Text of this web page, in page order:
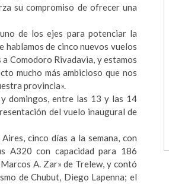
su compromiso de ofrecer una
de los ejes para potenciar la
de cinco nuevos vuelos
Comodoro Rivadavia, y estamos
mucho más ambicioso que nos
provincia».
domingos, entre las 13 y las 14
del vuelo inaugural de
cinco días a la semana, con
A320 con capacidad para 186
A. Zar» de Trelew, y contó
de Chubut, Diego Lapenna; el